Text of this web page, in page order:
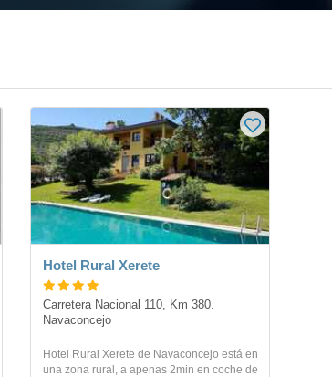
Hotel Rural Xerete
Carretera Nacional 110, Km 380.
Navaconcejo
Hotel Rural Xerete de Navaconcejo está en
una zona rural, a apenas 2min en coche de